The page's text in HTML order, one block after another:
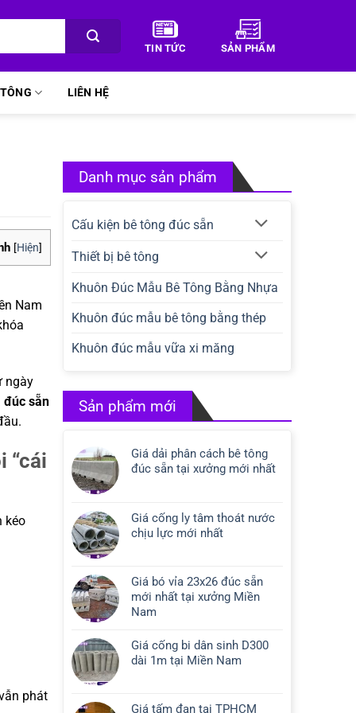
TIN TỨC SẢN PHẨM
LIÊN HỆ
[Hiện]
Nam
ngày
đúc sẵn
“cái
kéo
phát
Danh mục sản phẩm
Cấu kiện bê tông đúc sẵn
Thiết bị bê tông
Khuôn Đúc Mẫu Bê Tông Bằng Nhựa
Khuôn đúc mẫu bê tông bằng thép
Khuôn đúc mẫu vữa xi măng
Sản phẩm mới
Giá dải phân cách bê tông
đúc sẵn tại xưởng mới nhất
Giá cống ly tâm thoát nước
chịu lực mới nhất
Giá bó vỉa 23x26 đúc sẵn
mới nhất tại xưởng Miền
Nam
Giá cống bi dân sinh D300
dài 1m tại Miền Nam
Giá tấm đan tại TPHCM